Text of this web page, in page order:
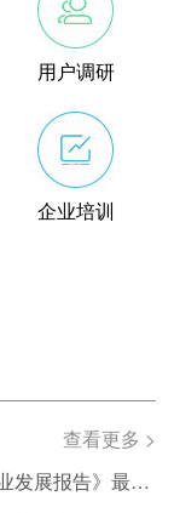
用户调研
企业培训
查看更多 >
尚普咨询集团《2026中国宠物用品产业发展报告》最新数据：44%用户愿为宠物尿垫“除臭+防漏”功能支付溢价